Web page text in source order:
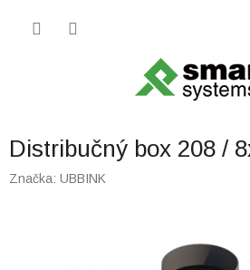
Distribučný box 208 /
Značka: UBBINK